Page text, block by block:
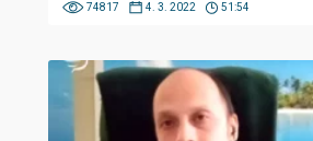
74817 4. 3. 2022 51:54